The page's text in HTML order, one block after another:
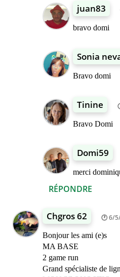
RÉPONDRE
juan83
bravo domi
Sonia
Bravo domi
Tinine
Bravo Domi
Domi59
merci
Chgros 62 6/
Bonjour les ami (e)s
MA BASE
2 game run
Grand spécialiste de